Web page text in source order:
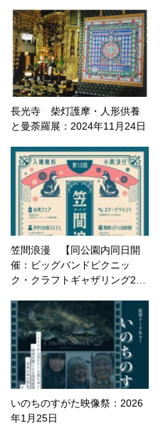
長光寺 柴灯護摩・人形供養
と曼荼羅展：2024年11月24日
笠間浪漫 【同公園内同日開
催：ビッグバンドピクニッ
ク・クラフトギャザリング2…
いのちのすがた映像祭：2026
年1月25日